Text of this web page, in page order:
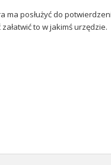
posłużyć do
to w jakimś urzędzie.